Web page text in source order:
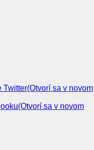
sa v novom
sa v novom